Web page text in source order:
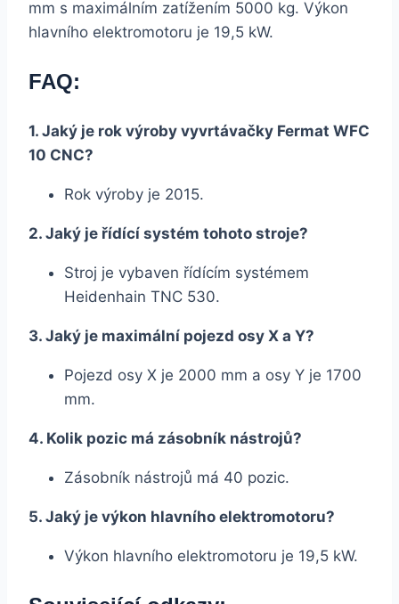
mm s maximálním zatížením 5000 kg. Výkon
hlavního elektromotoru je 19,5 kW.
FAQ:
1. Jaký je rok výroby vyvrtávačky Fermat WFC
10 CNC?
Rok výroby je 2015.
2. Jaký je řídící systém tohoto stroje?
Stroj je vybaven řídícím systémem
Heidenhain TNC 530.
3. Jaký je maximální pojezd osy X a Y?
Pojezd osy X je 2000 mm a osy Y je 1700
mm.
4. Kolik pozic má zásobník nástrojů?
Zásobník nástrojů má 40 pozic.
5. Jaký je výkon hlavního elektromotoru?
Výkon hlavního elektromotoru je 19,5 kW.